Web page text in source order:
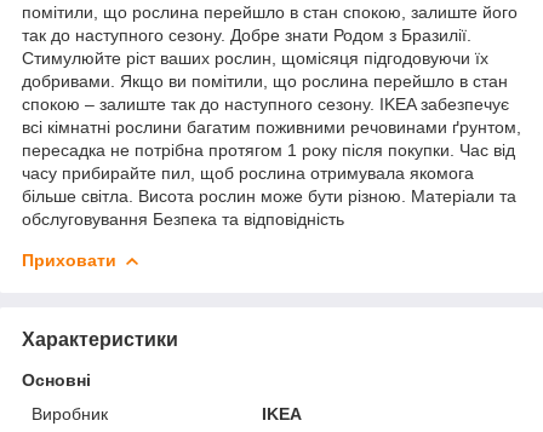
помітили, що рослина перейшло в стан спокою, залиште його
так до наступного сезону. Добре знати Родом з Бразилії.
Стимулюйте ріст ваших рослин, щомісяця підгодовуючи їх
добривами. Якщо ви помітили, що рослина перейшло в стан
спокою – залиште так до наступного сезону. IKEA забезпечує
всі кімнатні рослини багатим поживними речовинами ґрунтом,
пересадка не потрібна протягом 1 року після покупки. Час від
часу прибирайте пил, щоб рослина отримувала якомога
більше світла. Висота рослин може бути різною. Матеріали та
обслуговування Безпека та відповідність
Приховати
Характеристики
Основні
Виробник
IKEA